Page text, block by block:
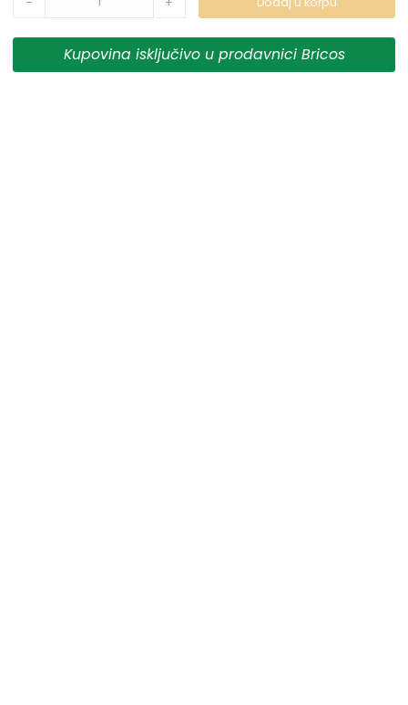
prikazani na sajtu su deo naše ponude i ne podrazumeva
da su dostupni u svakom trenutku.
** Sve cene su sa uračunatim PDV-om, plaćanje se vrši
Kupovina isključivo u prodavnici Bricos